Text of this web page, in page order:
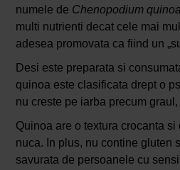
numele de Chenopodium quinoa
multi nutrienti decat cele mai
adesea promovata ca fiind un
Desi este preparata si
quinoa este clasificata drept o
nu creste pe iarba precum
Quinoa are o textura crocanta si
nuca. In plus, nu contine gluten
savurata de persoanele cu